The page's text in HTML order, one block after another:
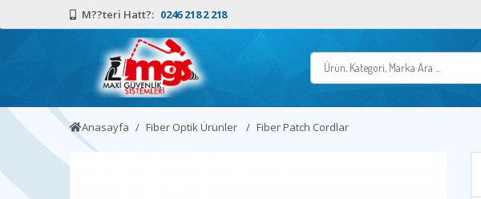
M??teri Hatt?: 0246 218 2 218
Anasayfa Fiber Optik Ürünler Fiber Patch Cordlar